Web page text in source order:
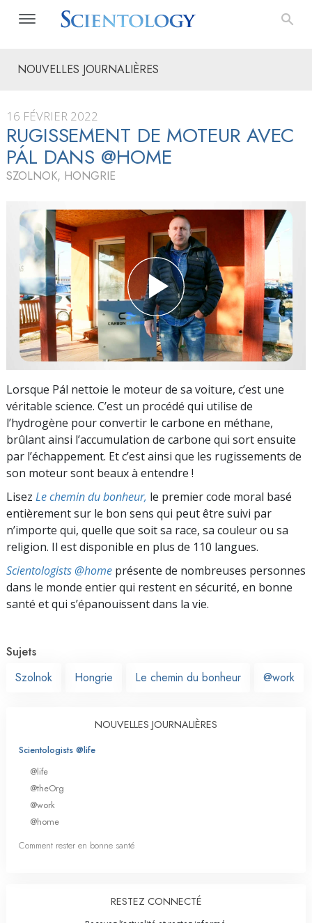
NOUVELLES JOURNALIÈRES
16 FÉVRIER 2022
RUGISSEMENT DE MOTEUR AVEC
PÁL DANS @HOME
SZOLNOK, HONGRIE
Lorsque Pál nettoie le moteur de sa voiture, c’est une
véritable science. C’est un procédé qui utilise de
l’hydrogène pour convertir le carbone en méthane,
brûlant ainsi l’accumulation de carbone qui sort ensuite
par l’échappement. Et c’est ainsi que les rugissements de
son moteur sont beaux à entendre !
Lisez Le chemin du bonheur, le premier code moral basé
entièrement sur le bon sens qui peut être suivi par
n’importe qui, quelle que soit sa race, sa couleur ou sa
religion. Il est disponible en plus de 110 langues.
Scientologists @home présente de nombreuses personnes
dans le monde entier qui restent en sécurité, en bonne
santé et qui s’épanouissent dans la vie.
Sujets
Szolnok
Hongrie Le chemin du bonheur @work
NOUVELLES JOURNALIÈRES
Scientologists @life
@life
@theOrg
@work
@home
Comment rester en bonne santé
RESTEZ CONNECTÉ